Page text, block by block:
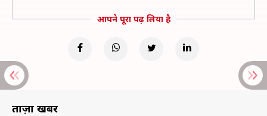
आपने पूरा पढ़ लिया है
ताज़ा खबरें